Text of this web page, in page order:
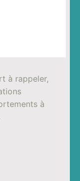
à rappeler,
à